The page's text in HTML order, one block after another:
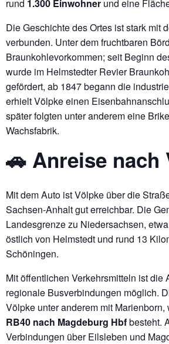
rund 1.300 Einwohner und eine
Die Geschichte des Ortes ist stark mit
verbunden. Unter dem fruchtbaren
Braunkohlevorkommen; seit Beginn
wurde im Helmstedter Revier
gefördert, ab 1847 begann die
erhielt Völpke einen
später folgten unter anderem eine
Wachsfabrik.
🚗 Anreise nach
Mit dem Auto ist Völpke über die
Sachsen-Anhalt gut erreichbar. Die
Landesgrenze zu Niedersachsen,
östlich von Helmstedt und rund 13
Schöningen.
Mit öffentlichen Verkehrsmitteln ist die
regionale Busverbindungen möglich.
Völpke unter anderem mit
RB40 nach Magdeburg Hbfbesteht.
Verbindungen über Eilsleben und